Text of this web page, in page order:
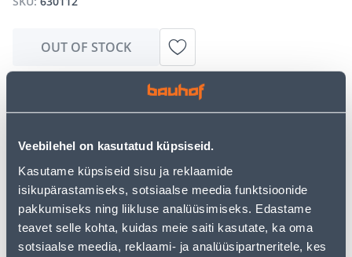
Veebilehel on kasutatud küpsiseid.
Kasutame küpsiseid sisu ja reklaamide
isikupärastamiseks, sotsiaalse meedia funktsioonide
pakkumiseks ning liikluse analüüsimiseks. Edastame
teavet selle kohta, kuidas meie saiti kasutate, ka oma
sotsiaalse meedia, reklaami- ja analüüsipartneritele, kes
OUT OF STOCK
We apologize, but we inform you that the desired
from the sameproduct category, which can bring you
just as much joy!
But your shopping pleasure doesn't have to end here -
you can continue your research by returningto the
homepageor use our powerful search function to
discover even more great options. Happy shopping!